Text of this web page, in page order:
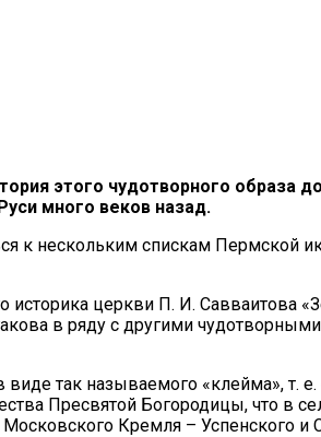
этого чудотворного образа
много веков назад.
к нескольким спискам Пермской
историка церкви П. И. Савваитова
в ряду с другими
так называемого «клейма», т.
Пресвятой Богородицы, что в
Кремля – Успенского